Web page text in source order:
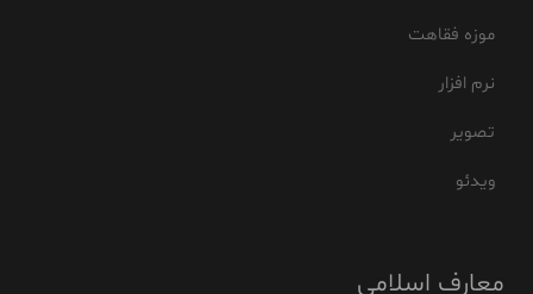
موزه فقاهت
نرم افزار
تصویر
ویدئو
معارف اسلامی